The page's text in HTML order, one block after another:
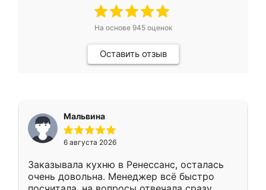
На основе 945оценок
Оставить отзыв
Мальвина
6 августа 2026
Заказывала кухню в Ренессанс, осталась
очень довольна. Менеджер всё быстро